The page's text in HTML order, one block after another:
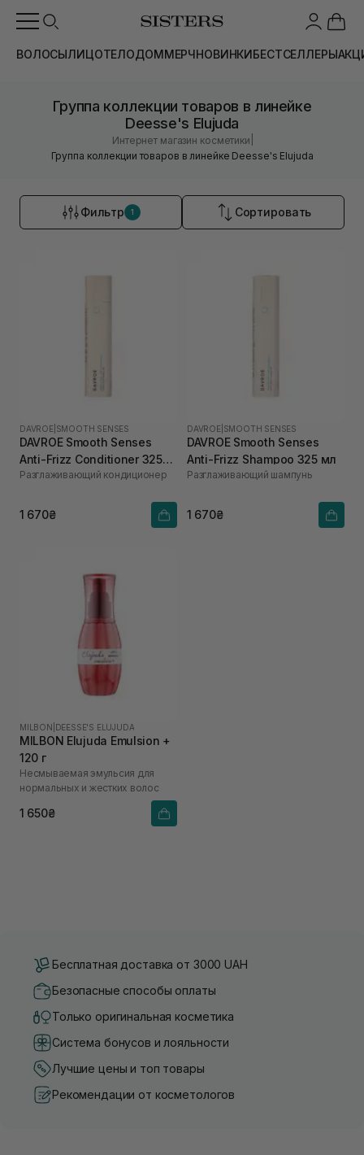
ВОЛОСЫЛИЦОТЕЛОДОММЕРЧНОВИНКИБЕСТСЕЛЛЕРЫ
Группа коллекции товаров в линейке
Deesse's Elujuda
Интернет магазин косметики
Группа коллекции товаров в линейке Deesse's Elujuda
Фильтр 1 Сортировать
DAVROE SMOOTH SENSES
DAVROE Smooth Senses
Anti-Frizz Conditioner 325
мл
Разглаживающий кондиционер
1 670₴
DAVROE SMOOTH SENSES
DAVROE Smooth Senses
Anti-Frizz Shampoo 325 мл
Разглаживающий шампунь
1 670₴
MILBON DEESSE'S ELUJUDA
MILBON Elujuda Emulsion +
120 г
Несмываемая эмульсия для
нормальных и жестких волос
1 650₴
Бесплатная доставка от 3000 UAH
Безопасные способы оплаты
Только оригинальная косметика
Система бонусов и лояльности
Лучшие цены и топ товары
Рекомендации от косметологов